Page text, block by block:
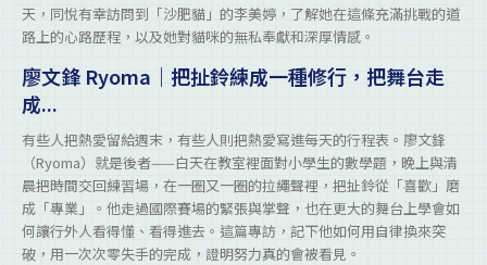
天，同悅有幸訪問到「沙肥貓」的李美婷，了解她在這條充滿挑戰的道
路上的心路歷程，以及她對貓咪的無私奉獻和深厚情感。
廖文鋒 Ryoma｜把扯鈴練成一種修行，把舞台走
成...
有些人把熱愛留給週末，有些人則把熱愛寫進每天的行程表。廖文鋒
（Ryoma）就是後者——白天在教室裡面對小學生的數學題，晚上與清
晨把時間交回練習場，在一圈又一圈的拉繩聲裡，把扯鈴從「喜歡」磨
成「專業」。他走過國際賽場的緊張與掌聲，也在更大的舞台上學會如
何讓行外人看得懂、看得進去。這篇專訪，記下他如何用自律換來突
破，用一次次零失手的完成，證明努力真的會被看見。